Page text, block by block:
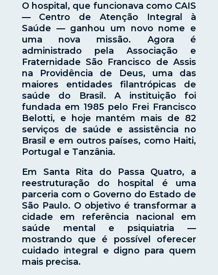
O hospital, que funcionava como CAIS
— Centro de Atenção Integral à
Saúde — ganhou um novo nome e
uma nova missão. Agora é
administrado pela Associação e
Fraternidade São Francisco de Assis
na Providência de Deus, uma das
maiores entidades filantrópicas de
saúde do Brasil. A instituição foi
fundada em 1985 pelo Frei Francisco
Belotti, e hoje mantém mais de 82
serviços de saúde e assistência no
Brasil e em outros países, como Haiti,
Portugal e Tanzânia.
Em Santa Rita do Passa Quatro, a
reestruturação do hospital é uma
parceria com o Governo do Estado de
São Paulo. O objetivo é transformar a
cidade em referência nacional em
saúde mental e psiquiatria —
mostrando que é possível oferecer
cuidado integral e digno para quem
mais precisa.